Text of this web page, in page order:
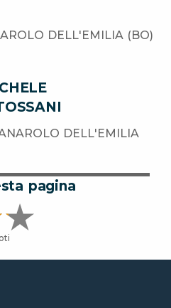
DELL'EMILIA (BO)
DELL'EMILIA
pagina